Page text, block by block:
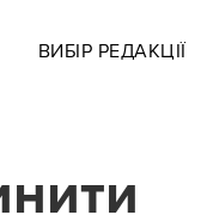
ВИБІР РЕДАКЦІЇ